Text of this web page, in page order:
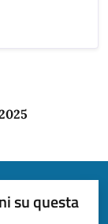
su questa